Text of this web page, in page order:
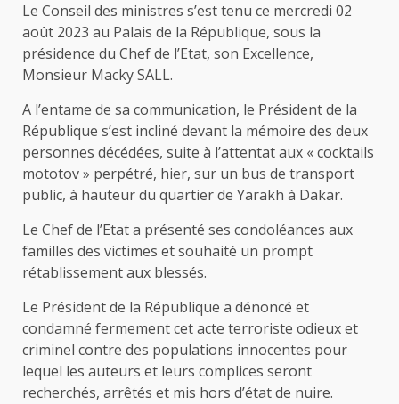
Le Conseil des ministres s’est tenu ce mercredi 02
août 2023 au Palais de la République, sous la
présidence du Chef de l’Etat, son Excellence,
Monsieur Macky SALL.
A l’entame de sa communication, le Président de la
République s’est incliné devant la mémoire des deux
personnes décédées, suite à l’attentat aux « cocktails
mototov » perpétré, hier, sur un bus de transport
public, à hauteur du quartier de Yarakh à Dakar.
Le Chef de l’Etat a présenté ses condoléances aux
familles des victimes et souhaité un prompt
rétablissement aux blessés.
Le Président de la République a dénoncé et
condamné fermement cet acte terroriste odieux et
criminel contre des populations innocentes pour
lequel les auteurs et leurs complices seront
recherchés, arrêtés et mis hors d’état de nuire.